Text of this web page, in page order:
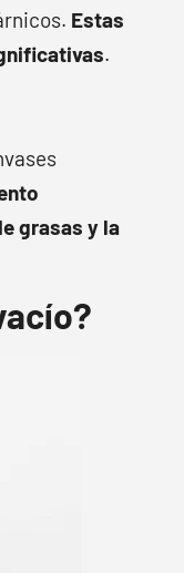
Estas
.
grasas y la